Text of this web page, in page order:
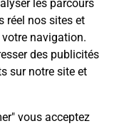
les parcours
réel nos sites et
navigation.
des publicités
sur notre site et
vous acceptez
lundià 09h00